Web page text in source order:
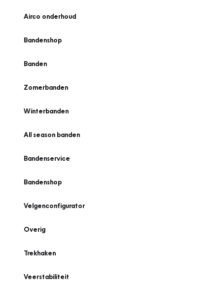
Airco onderhoud
Bandenshop
Banden
Zomerbanden
Winterbanden
All season banden
Bandenservice
Bandenshop
Velgenconfigurator
Overig
Trekhaken
Veerstabiliteit